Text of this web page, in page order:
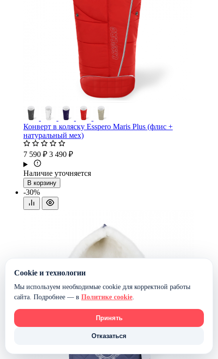
Конверт в коляску Esspero Maris Plus (флис +
натуральный мех)
7 590 ₽ 3 490 ₽
Наличие уточняется
В корзину
-30%
Cookie и технологии
Мы используем необходимые cookie для корректной работы
сайта. Подробнее — в Политике cookie.
Принять
Отказаться